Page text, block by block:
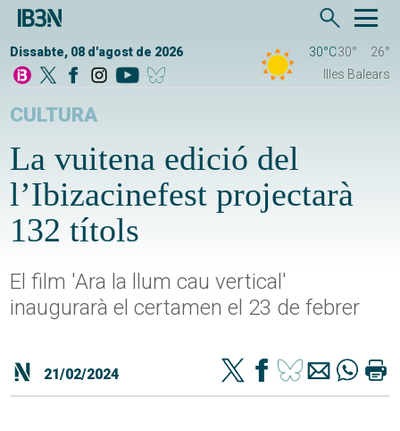
Dissabte, 08 d'agost de 2026 30°C30°
26°
Illes Balears
CULTURA
La vuitena edició del
l’Ibizacinefest projectarà
132 títols
El film 'Ara la llum cau vertical'
inaugurarà el certamen el 23 de febrer
21/02/2024